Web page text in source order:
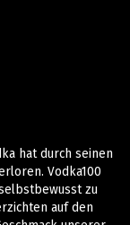
hat durch seinen
Vodka100
zu
auf den